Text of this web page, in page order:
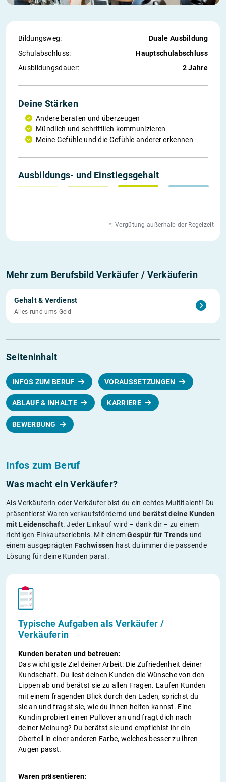
Bildungsweg:
Duale Ausbildung
Schul­abschluss:
Hauptschulabschluss
Ausbildungs­dauer:
2 Jahre
Deine Stärken
Andere beraten und überzeugen
Mündlich und schriftlich kommunizieren
Meine Gefühle und die Gefühle anderer erkennen
Ausbildungs- und Einstiegs­gehalt
1. Jahr
956 €
1 005 €
*weitere
1 260 €
*: Vergütung außerhalb der Regelzeit
Mehr zum Berufsbild Verkäufer / Verkäuferin
Gehalt & Verdienst
Alles rund ums Geld
Seiteninhalt
INFOS ZUM BERUF VORAUSSETZUNGEN
ABLAUF & INHALTE KARRIERE
BEWERBUNG
Infos zum Beruf
Was macht ein Verkäufer?
Als Verkäuferin oder Verkäufer bist du ein echtes Multitalent! Du
präsentierst Waren verkaufsfördernd undberätst deine Kunden
mit Leidenschaft. Jeder Einkauf wird – dank dir – zu einem
richtigen Einkaufserlebnis. Mit einemGespür für Trends und
einem ausgeprägten Fachwissen hast du immer die passende
Lösung für deine Kunden parat.
Typische Aufgaben als Verkäufer /
Verkäuferin
Kunden beraten und betreuen:
Das wichtigste Ziel deiner Arbeit: Die Zufriedenheit deiner
Kundschaft. Du liest deinen Kunden die Wünsche von den
Lippen ab und berätst sie zu allen Fragen. Laufen Kunden
mit einem fragenden Blick durch den Laden, sprichst du
sie an und fragst sie, wie du ihnen helfen kannst. Eine
Kundin probiert einen Pullover an und fragt dich nach
deiner Meinung? Du berätst sie und empfiehlst ihr ein
Oberteil in einer anderen Farbe, welches besser zu ihren
Augen passt.
Waren präsentieren: